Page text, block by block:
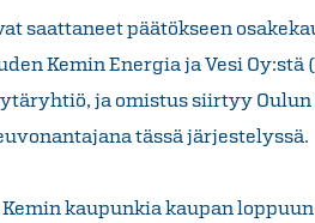
saattaneet päätökseen
Kemin Energia ja Vesi Oy:stä
ja omistus siirtyy Oulun
tässä järjestelyssä.
kaupunkia kaupan